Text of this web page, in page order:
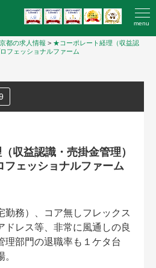
menu
都の求人情報 > ★コーポレート経理（収益認
フェッショナルファーム
収益認識・売掛金管理）
フェッショナルファーム
勤務）、コア無しフレックス
ドレス等、非常に風通しの良
理部門の退職率も１ケタ台